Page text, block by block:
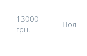
13000
грн.